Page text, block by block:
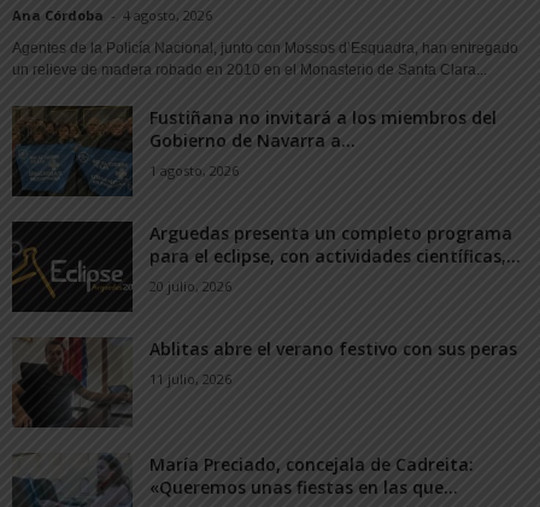
Ana Córdoba - 4 agosto, 2026
Agentes de la Policía Nacional, junto con Mossos d’Esquadra, han entregado
un relieve de madera robado en 2010 en el Monasterio de Santa Clara...
Fustiñana no invitará a los miembros del
Gobierno de Navarra a...
1 agosto, 2026
Arguedas presenta un completo programa
para el eclipse, con actividades científicas,...
20 julio, 2026
Ablitas abre el verano festivo con sus peras
11 julio, 2026
María Preciado, concejala de Cadreita:
«Queremos unas fiestas en las que...